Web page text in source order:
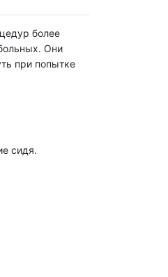
более
Они
при попытке
сидя.